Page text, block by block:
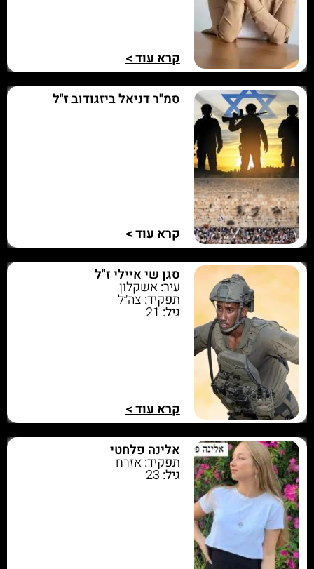
קרא עוד >
סמ"ר דניאל ביזגודוב ז"ל
קרא עוד >
סגן שי איילי ז"ל
עיר: אשקלון
תפקיד: צה״ל
גיל:21
קרא עוד >
אלינה פלחטי
תפקיד: אזרח
גיל:23